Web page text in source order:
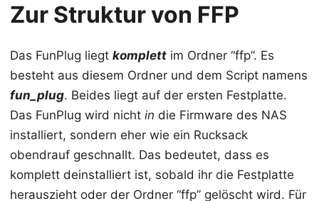
Zur Struktur von FFP
Das FunPlug liegt komplett im Ordner “ffp”. Es
besteht aus diesem Ordner und dem Script namens
fun_plug. Beides liegt auf der ersten Festplatte.
Das FunPlug wird nicht in die Firmware des NAS
installiert, sondern eher wie ein Rucksack
obendrauf geschnallt. Das bedeutet, dass es
komplett deinstalliert ist, sobald ihr die Festplatte
herauszieht oder der Ordner “ffp” gelöscht wird. Für